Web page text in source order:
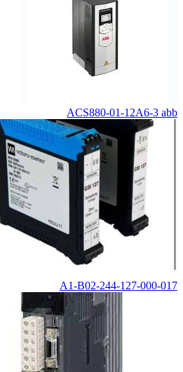
ACS880-01-12A6-3 abb
244-127-000-017-A1-B02